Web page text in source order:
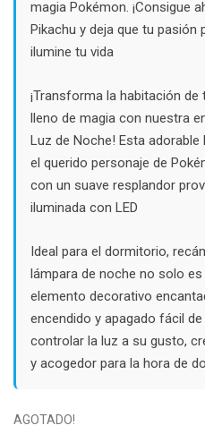
magia Pokémon. ¡Consigue
Pikachu y deja que tu pasión
ilumine tu vida
¡Transforma la habitación
lleno de magia con nuestra
Luz de Noche! Esta adorable
el querido personaje de
con un suave resplandor
iluminada con LED
Ideal para el dormitorio,
lámpara de noche no solo
elemento decorativo
encendido y apagado fácil
controlar la luz a su gusto,
y acogedor para la hora de
AGOTADO!